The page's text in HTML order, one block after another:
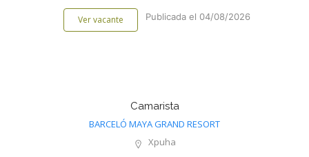
Ver vacante Publicada el 04/08/2026
Camarista
BARCELÓ MAYA GRAND RESORT
Xpuha